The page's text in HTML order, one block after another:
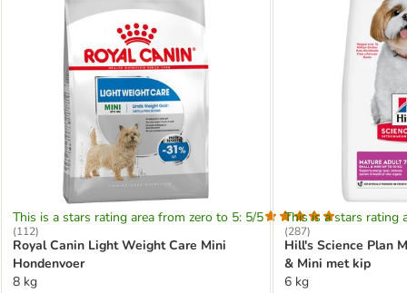
This is a stars rating area from zero to 5: 5/5
(112)
Royal Canin Light Weight Care Mini
Hondenvoer
8 kg
This is a stars rating
(287)
Hill's Science Plan
& Mini met kip
6 kg